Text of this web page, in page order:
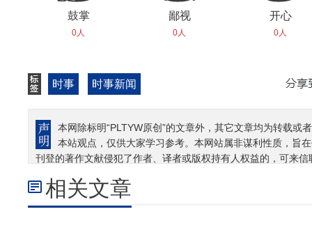
鼓掌
0人
鄙视
0人
开心
0人
时事 时事新闻
本网除标明“PLTYW原创”的文章外，其它文章均为转载
本站观点，仅供大家学习参考。本网站属非谋利性质，旨
刊登的著作文献侵犯了作者、译者或版权持有人权益的，可来
相关文章